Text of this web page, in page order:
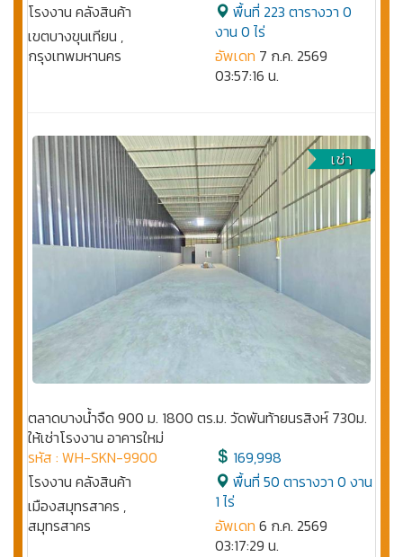
โรงงาน คลังสินค้า
เขตบางขุนเทียน ,
กรุงเทพมหานคร
พื้นที่ 223 ตารางวา 0
งาน 0 ไร่
อัพเดท 7 ก.ค. 2569
03:57:16 น.
เช่า
ตลาดบางน้ำจืด 900 ม. 1800 ตร.ม. วัดพันท้ายนรสิงห์ 730ม.
ให้เช่าโรงงาน อาคารใหม่
รหัส : WH-SKN-9900
โรงงาน คลังสินค้า
เมืองสมุทรสาคร ,
สมุทรสาคร
169,998
พื้นที่ 50 ตารางวา 0 งาน
1 ไร่
อัพเดท 6 ก.ค. 2569
03:17:29 น.